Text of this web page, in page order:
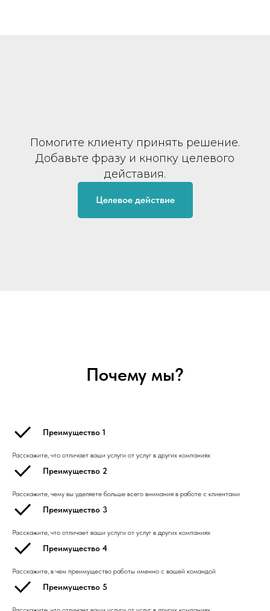
Помогите клиенту принять решение.
Добавьте фразу и кнопку целевого
дейставия.
Целевое действие
Почему мы?
Преимущество 1
Расскажите, что отличает ваши услуги от услуг в других компаниях
Преимущество 2
Расскажите, чему вы уделяете больше всего внимания в работе с клиентами
Преимущество 3
Расскажите, что отличает ваши услуги от услуг в других компаниях
Преимущество 4
Расскажите, в чем преимущество работы именно с вашей командой
Преимущество 5